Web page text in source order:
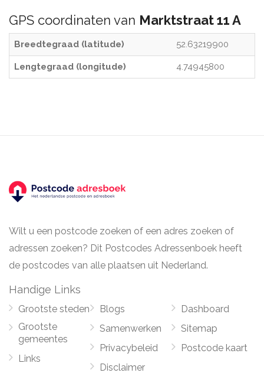
GPS coordinaten van Marktstraat 11 A
Breedtegraad (latitude) 52.63219900
Lengtegraad (longitude) 4.74945800
Wilt u een postcode zoeken of een adres zoeken of
adressen zoeken? Dit Postcodes Adressenboek heeft
de postcodes van alle plaatsen uit Nederland.
Handige Links
Grootste steden
Grootste
gemeentes
Links
Blogs
Samenwerken
Privacybeleid
Disclaimer
Dashboard
Sitemap
Postcode kaart